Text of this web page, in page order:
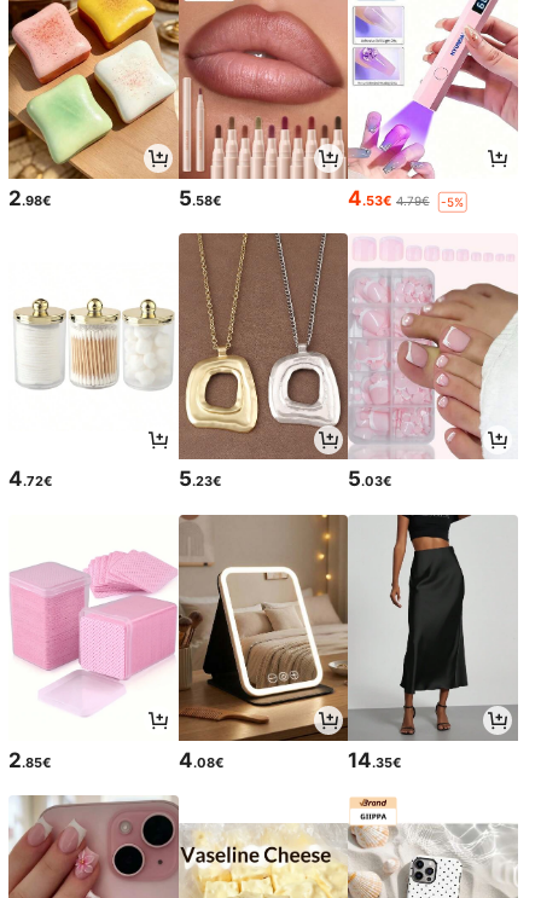
2.98€ 5.58€ 4.53€ 4.79€ -5%
4.72€ 5.23€ 5.03€
2.85€ 4.08€ 14.35€